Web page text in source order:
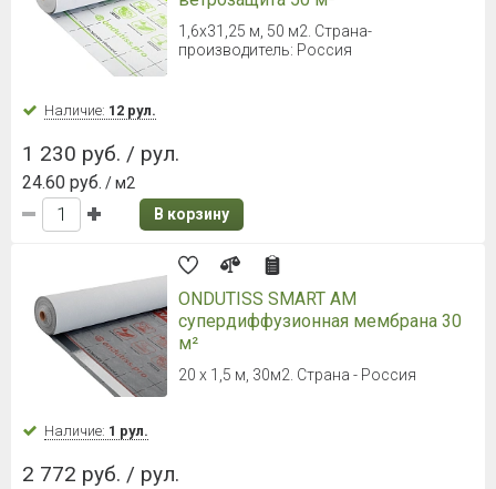
Отсечная гидроизоляция
ТехноНИКОЛЬ 200
Наличие:Уточняйте
894 руб. / рул.
44.70 руб.
Planter (Плантер) extra
Уточняйте